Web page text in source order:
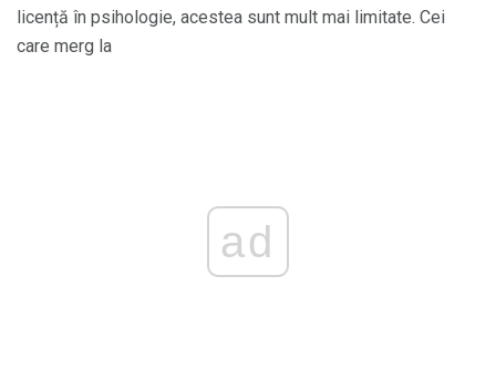
licență în psihologie, acestea sunt mult mai limitate. Cei
care merg la
ad